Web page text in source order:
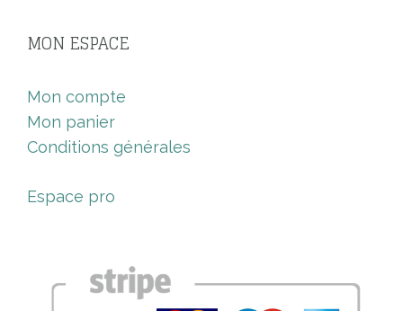
MON ESPACE
Mon compte
Mon panier
Conditions générales
Espace pro